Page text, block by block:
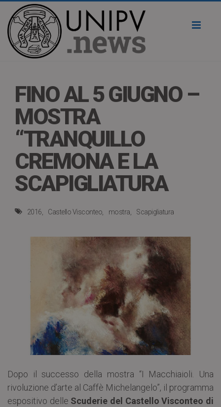
FINO AL 5 GIUGNO –
MOSTRA
“TRANQUILLO
CREMONA E LA
SCAPIGLIATURA
2016 Castello Visconteo mostra Scapigliatura
Dopo il successo della mostra “I Macchiaioli. Una
rivoluzione d’arte al Caffè Michelangelo”, il programma
espositivo delle Scuderie del Castello Visconteo di